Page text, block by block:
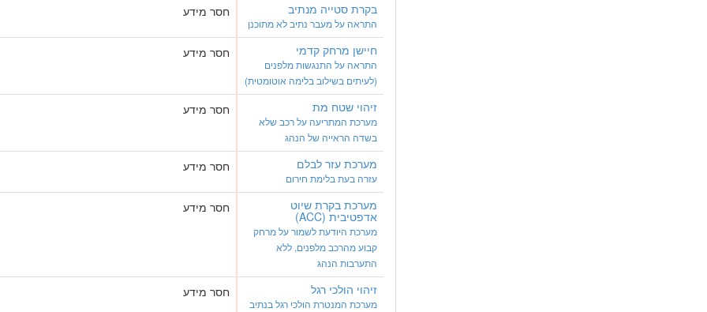
בקרת סטייה מנתיב
התראה על מעבר נתיב לא מתוכנן
חסר מידע
חיישן מרחק קדמי
התראה על התנגשות מלפנים
(לעיתים בשילוב בלימה אוטומטית)
חסר מידע
זיהוי שטח מת
מערכת המתריעה על רכב שלא
בשדה הראייה של הנהג
חסר מידע
מערכת עזר לבלם
עזרה בעת בלימת חירום
חסר מידע
מערכת בקרת שיוט
אדפטיבית (ACC)
מערכת היודעת לשמור על מרחק
קבוע מהרכב מלפנים, ללא
התערבות הנהג
חסר מידע
זיהוי הולכי רגל
מערכת המנטרת הולכי רגל בנתיב
חסר מידע